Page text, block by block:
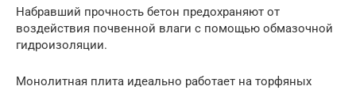
Набравший прочность бетон предохраняют от
воздействия почвенной влаги с помощью обмазочной
гидроизоляции.
Монолитная плита идеально работает на торфяных